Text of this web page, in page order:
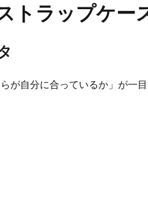
トラップケー
が自分に合っているか」が一目